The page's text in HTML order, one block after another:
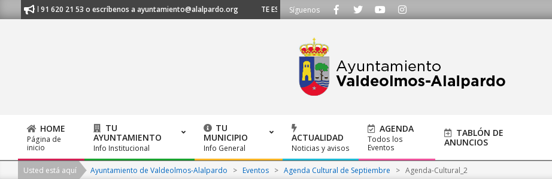
to
al 91 620 21 53 o escríbenos a ayuntamiento@alalpardo.org TE ESCUCHAMOS - Llámanos al 91 620 21 53 o escríbenos a ayuntamiento@alalpardo.org
Síguenos
Primary
Navigation
Menu
HOME
Página de
inicio
TU
AYUNTAMIENTO
Info Institucional
TU
MUNICIPIO
Info General
ACTUALIDAD
Noticias y avisos
AGENDA
Todos los
Eventos
TABLÓN DE
ANUNCIOS
Usted está aquí Ayuntamiento de Valdeolmos-Alalpardo > Eventos > Agenda Cultural de Septiembre > Agenda-Cultural_2